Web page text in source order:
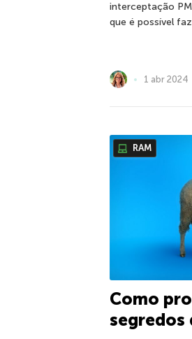
interceptação
que é possível
1 abr 2024
RAM
Como
segredos